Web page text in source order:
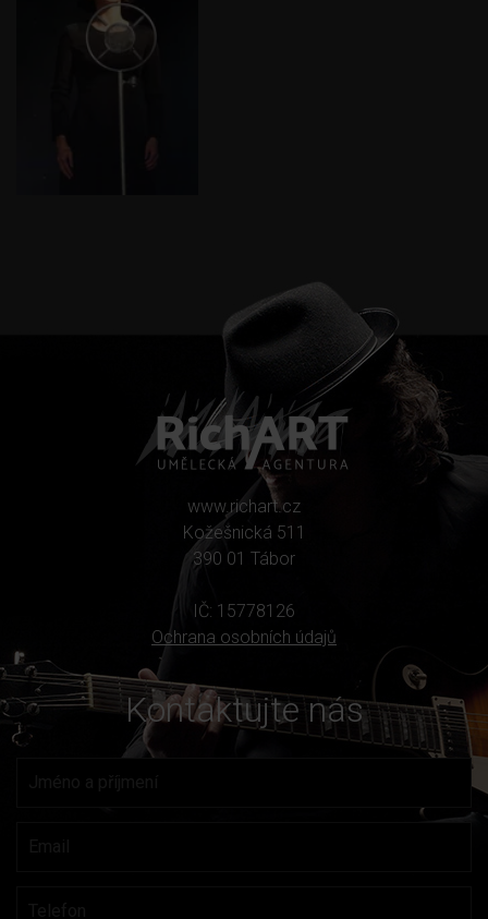
www.richart.cz
Kožešnická 511
390 01 Tábor
IČ: 15778126
Ochrana osobních údajů
Kontaktujte nás